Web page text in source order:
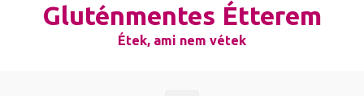
Gluténmentes Étterem
Étek, ami nem vétek